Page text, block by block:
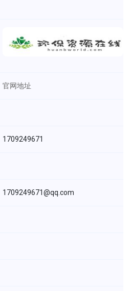
官网地址
1709249671
1709249671@qq.com